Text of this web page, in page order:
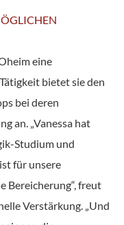
eine
bietet sie den
bei deren
an. „Vanessa hat
Studium und
für unsere
Bereicherung“, freut
Verstärkung. „Und